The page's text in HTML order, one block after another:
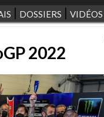
DOSSIERS VIDÉOS
2022